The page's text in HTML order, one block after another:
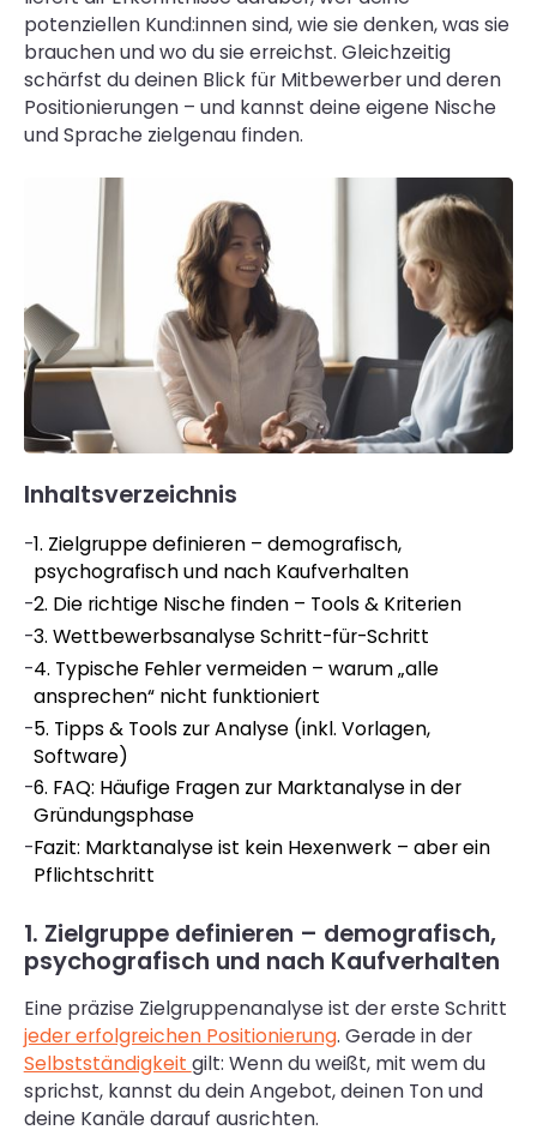
potenziellen Kund:innen sind, wie sie denken, was sie
brauchen und wo du sie erreichst. Gleichzeitig
schärfst du deinen Blick für Mitbewerber und deren
Positionierungen – und kannst deine eigene Nische
und Sprache zielgenau finden.
Inhaltsverzeichnis
-1. Zielgruppe definieren – demografisch,
psychografisch und nach Kaufverhalten
-2. Die richtige Nische finden – Tools & Kriterien
-3. Wettbewerbsanalyse Schritt-für-Schritt
-4. Typische Fehler vermeiden – warum „alle
ansprechen“ nicht funktioniert
-5. Tipps & Tools zur Analyse (inkl. Vorlagen,
Software)
-6. FAQ: Häufige Fragen zur Marktanalyse in der
Gründungsphase
-Fazit: Marktanalyse ist kein Hexenwerk – aber ein
Pflichtschritt
1. Zielgruppe definieren – demografisch,
psychografisch und nach Kaufverhalten
Eine präzise Zielgruppenanalyse ist der erste Schritt
jeder erfolgreichen Positionierung. Gerade in der
Selbstständigkeit gilt: Wenn du weißt, mit wem du
sprichst, kannst du dein Angebot, deinen Ton und
deine Kanäle darauf ausrichten.